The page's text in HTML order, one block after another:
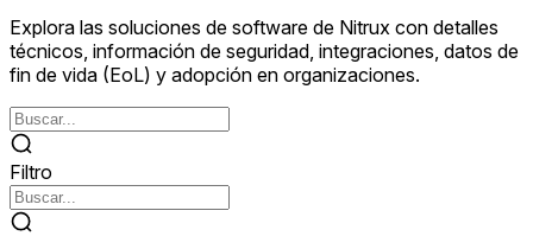
Explora las soluciones de software de Nitrux con detalles
técnicos, información de seguridad, integraciones, datos de
fin de vida (EoL) y adopción en organizaciones.
Filtro